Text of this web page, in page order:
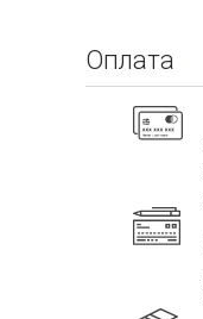
Оплата